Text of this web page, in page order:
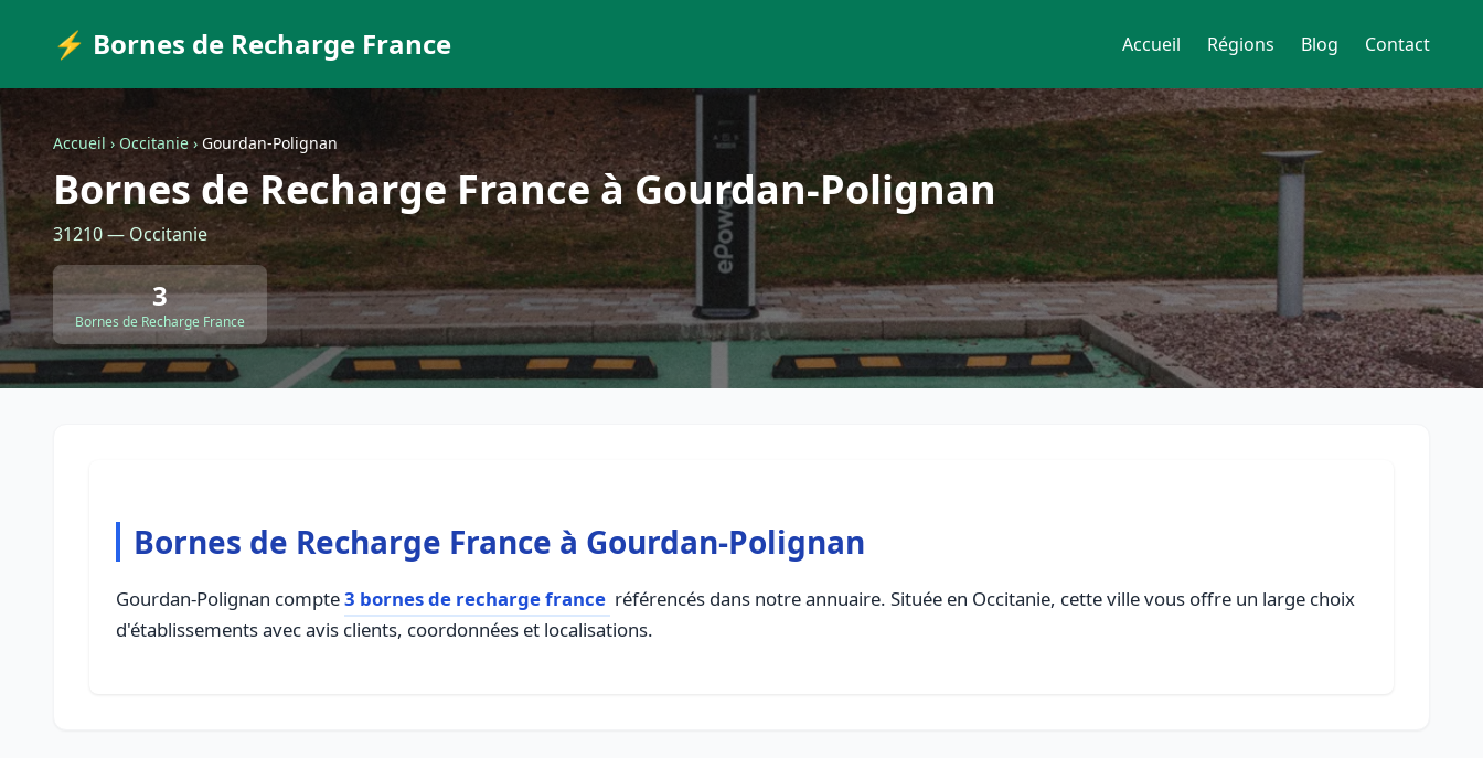
⚡ Bornes de Recharge France Accueil Régions Blog Contact
Accueil › Occitanie › Gourdan-Polignan
Bornes de Recharge France à Gourdan-Polignan
31210 — Occitanie
3
Bornes de Recharge France
Bornes de Recharge France à Gourdan-Polignan
Gourdan-Polignan compte3 bornes de recharge france référencés dans notre annuaire. Située en Occitanie, cette ville vous offre un large choix
d'établissements avec avis clients, coordonnées et localisations.